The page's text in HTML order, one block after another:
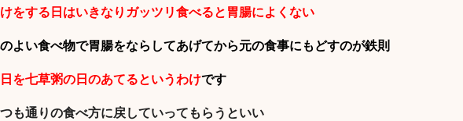
をする日はいきなりガッツリ食べると胃腸によくない
よい食べ物で胃腸をならしてあげてから元の食事にもどすのが鉄則
を七草粥の日のあてるというわけです
も通りの食べ方に戻していってもらうといい